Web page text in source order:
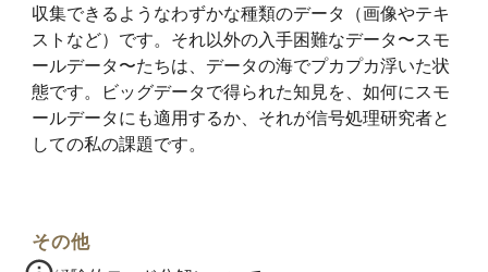
収集できるようなわずかな種類のデータ（画像やテキ
ストなど）です。それ以外の入手困難なデータ〜スモ
ールデータ〜たちは、データの海でプカプカ浮いた状
態です。ビッグデータで得られた知見を、如何にスモ
ールデータにも適用するか、それが信号処理研究者と
しての私の課題です。
その他